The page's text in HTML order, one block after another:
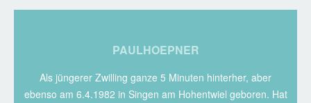
PAULHOEPNER
Als jüngerer Zwilling ganze 5 Minuten hinterher, aber
ebenso am 6.4.1982 in Singen am Hohentwiel geboren. Hat